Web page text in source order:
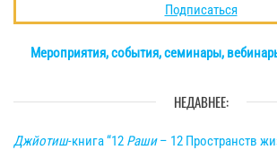
Подписаться
Мероприятия, события, семинары,
НЕДАВНЕЕ:
Джйотиш-книга “12 Раши– 12 Пространств